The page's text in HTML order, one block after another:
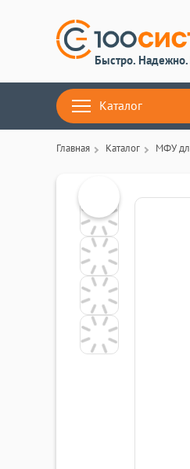
Быстро.
Каталог
Главная Каталог МФУ